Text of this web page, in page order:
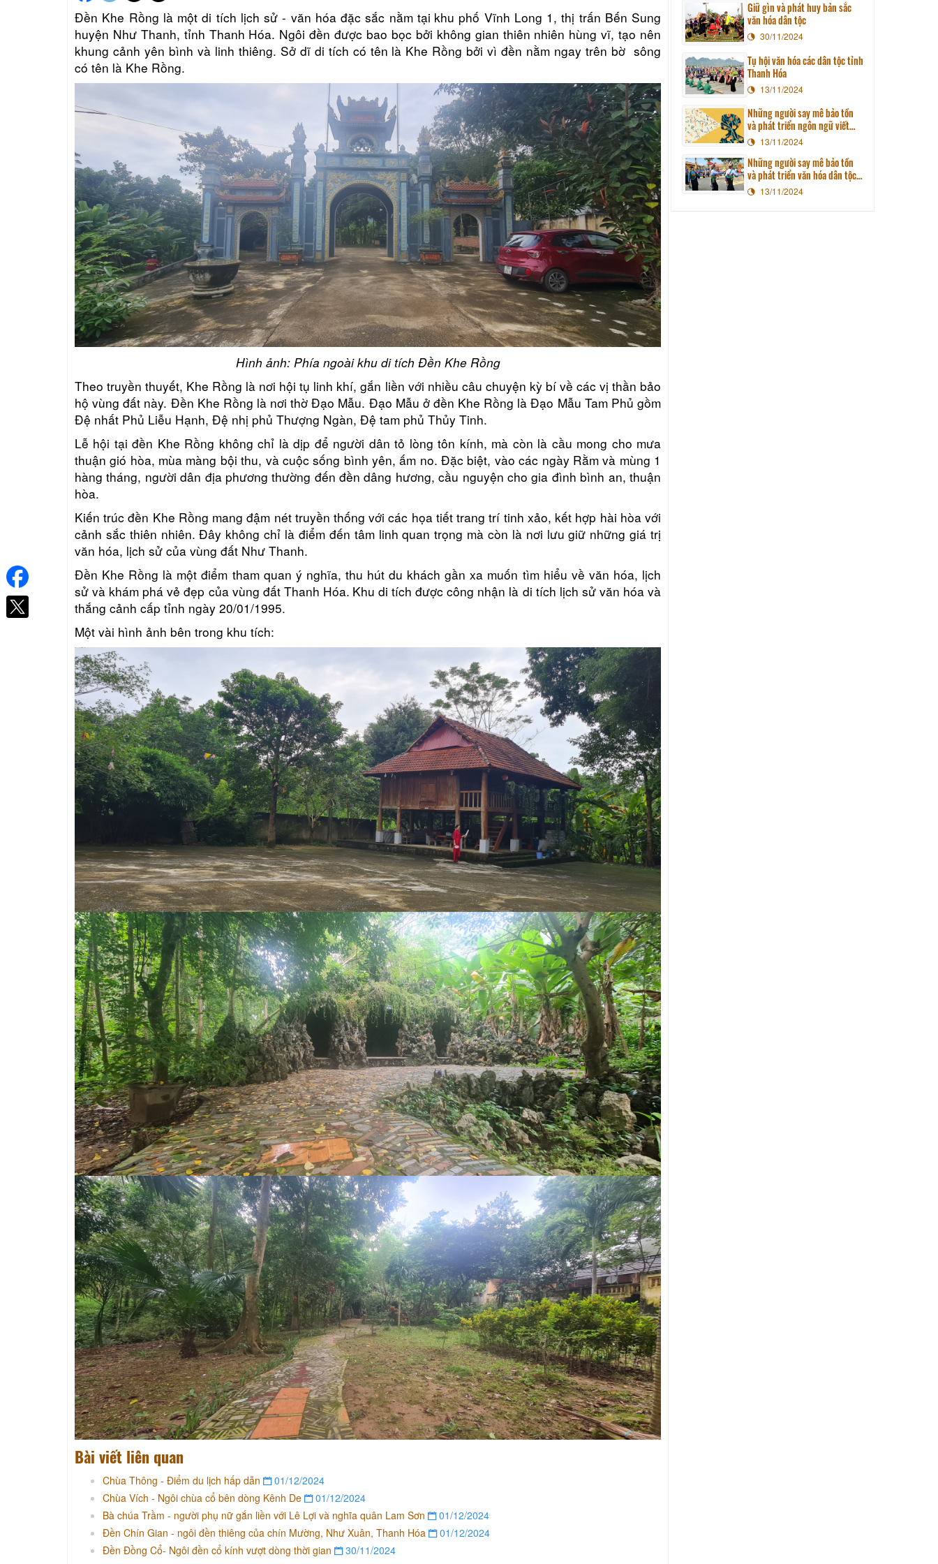
Đền Khe Rồng là một di tích lịch sử - văn hóa đặc sắc nằmtại khu phố Vĩnh Long 1, thị trấn Bến Sung
huyện Như Thanh, tỉnh Thanh Hóa. Ngôi đền được bao bọc bởi không gian thiên nhiên hùng vĩ, tạo nên
khung cảnh yên bình và linh thiêng. Sở dĩ di tích có tên là Khe Rồng bởi vì đền nằm ngay trên bờ sông
có tên là Khe Rồng.
Hình ảnh: Phía ngoài khu di tích Đền Khe Rồng
Theo truyền thuyết, Khe Rồng là nơi hội tụ linh khí, gắn liền với nhiều câu chuyện kỳ bí về các vị thần bảo
hộ vùng đất này. Đền Khe Rồng là nơi thờ Đạo Mẫu. Đạo Mẫu ở đền Khe Rồng là Đạo Mẫu Tam Phủ gồm
Đệ nhất Phủ Liễu Hạnh, Đệ nhị phủ Thượng Ngàn, Đệ tam phủ Thủy Tinh.
Lễ hội tại đền Khe Rồng không chỉ là dịp để người dân tỏ lòng tôn kính, mà còn là cầu mong cho mưa
thuận gió hòa, mùa màng bội thu, và cuộc sống bình yên, ấm no. Đặc biệt, vào các ngày Rằm và mùng 1
hàng tháng, người dân địa phương thường đến đền dâng hương, cầu nguyện cho gia đình bình an, thuận
hòa.
Kiến trúc đền Khe Rồng mang đậm nét truyền thống với các họa tiết trang trí tinh xảo, kết hợp hài hòa với
cảnh sắc thiên nhiên. Đây không chỉ là điểm đến tâm linh quan trọng mà còn là nơi lưu giữ những giá trị
văn hóa, lịch sử của vùng đất Như Thanh.
Đền Khe Rồng là một điểm tham quan ý nghĩa, thu hút du khách gần xa muốn tìm hiểu về văn hóa, lịch
sử và khám phá vẻ đẹp của vùng đất Thanh Hóa. Khu di tích được công nhận là di tích lịch sử văn hóa và
thắng cảnh cấp tỉnh ngày 20/01/1995.
Một vài hình ảnh bên trong khu tích:
Bài viết liên quan
Chùa Thông - Điểm du lịch hấp dẫn
01/12/2024
Chùa Vích - Ngôi chùa cổ bên dòng Kênh De
01/12/2024
Bà chúa Trầm - người phụ nữ gắn liền với Lê Lợi và nghĩa quân Lam Sơn
01/12/2024
Đền Chín Gian - ngôi đền thiêng của chín Mường, Như Xuân, Thanh Hóa
01/12/2024
Đền Đồng Cổ- Ngôi đền cổ kính vượt dòng thời gian
30/11/2024
Giữ gìn và phát huy bản sắc
văn hóa dân tộc
30/11/2024
Tụ hội văn hóa các dân tộc tỉnh
Thanh Hóa
13/11/2024
Những người say mê bảo tồn
và phát triển ngôn ngữ viết
của người Thái
13/11/2024
Những người say mê bảo tồn
và phát triển văn hóa dân tộc
Mường13/11/2024